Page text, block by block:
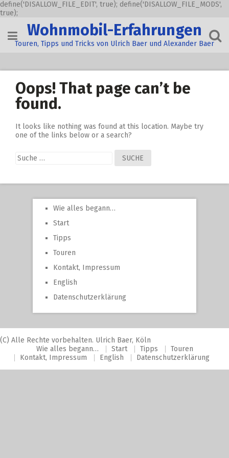
define('DISALLOW_FILE_EDIT', true); define('DISALLOW_FILE_MODS',
true);
content
Wohnmobil-Erfahrungen
Touren, Tipps und Tricks von Ulrich Baer und Alexander Baer
Oops! That page can’t be
found.
It looks like nothing was found at this location. Maybe try
one of the links below or a search?
Suche
nach:
Wie alles begann…
Start
Tipps
Touren
Kontakt, Impressum
English
Datenschutzerklärung
(C) Alle Rechte vorbehalten. Ulrich Baer, Köln
Wie alles begann…
Start Tipps
Touren
Kontakt, Impressum
English Datenschutzerklärung